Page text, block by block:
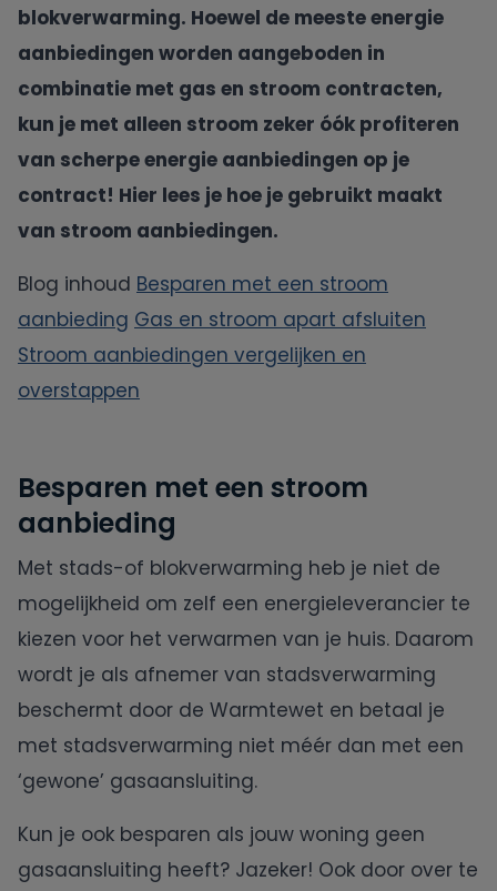
NextEnergy
Oxxio
Powerpeers
Pure Energie
UnitedConsumers
Vandebron
blokverwarming. Hoewel de meeste energie
aanbiedingen worden aangeboden in
combinatie met gas en stroom contracten,
kun je met alleen stroom zeker óók profiteren
van scherpe energie aanbiedingen op je
contract! Hier lees je hoe je gebruikt maakt
van stroom aanbiedingen.
Blog inhoud Besparen met een stroom
aanbieding Gas en stroom apart afsluiten
Stroom aanbiedingen vergelijken en
overstappen
Besparen met een stroom
aanbieding
Met stads-of blokverwarming heb je niet de
mogelijkheid om zelf een energieleverancier te
kiezen voor het verwarmen van je huis. Daarom
wordt je als afnemer van stadsverwarming
beschermt door de Warmtewet en betaal je
met stadsverwarming niet méér dan met een
‘gewone’ gasaansluiting.
Kun je ook besparen als jouw woning geen
gasaansluiting heeft? Jazeker! Ook door over te